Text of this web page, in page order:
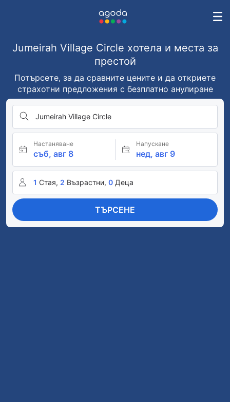
Jumeirah Village Circle хотела и места за
престой
Потърсете, за да сравните цените и да откриете
страхотни предложения с безплатно анулиране
Jumeirah Village Circle
Настаняване
съб, авг 8
Напускане
нед, авг 9
1 Стая, 2 Възрастни, 0 Деца
ТЪРСЕНЕ